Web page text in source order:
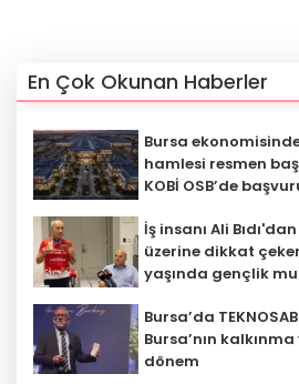
En Çok Okunan Haberler
Bursa
hamlesi resmen
KOBİ OSB’de
İş insanı Ali
üzerine dikkat
yaşında gençlik
Bursa’da
Bursa’nın
dönem